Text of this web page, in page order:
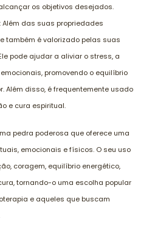
os objetivos desejados.
: Além das suas propriedades
também é valorizado pelas suas
pode ajudar a aliviar o stress, a
promovendo o equilíbrio
Além disso, é frequentemente usado
e cura espiritual.
pedra poderosa que oferece uma
emocionais e físicos. O seu uso
coragem, equilíbrio energético,
tornando-o uma escolha popular
e aqueles que buscam